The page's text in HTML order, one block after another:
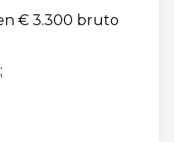
€ 3.300 bruto